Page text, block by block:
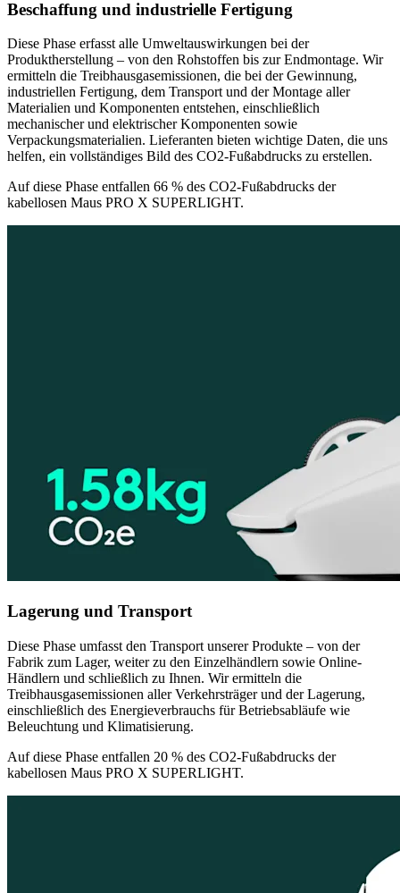
Beschaffung und industrielle Fertigung
Diese Phase erfasst alle Umweltauswirkungen bei der
Produktherstellung – von den Rohstoffen bis zur Endmontage. Wir
ermitteln die Treibhausgasemissionen, die bei der Gewinnung,
industriellen Fertigung, dem Transport und der Montage aller
Materialien und Komponenten entstehen, einschließlich
mechanischer und elektrischer Komponenten sowie
Verpackungsmaterialien. Lieferanten bieten wichtige Daten, die uns
helfen, ein vollständiges Bild des CO2-Fußabdrucks zu erstellen.
Auf diese Phase entfallen 66 % des CO2-Fußabdrucks der
kabellosen Maus PRO X SUPERLIGHT.
Lagerung und Transport
Diese Phase umfasst den Transport unserer Produkte – von der
Fabrik zum Lager, weiter zu den Einzelhändlern sowie Online-
Händlern und schließlich zu Ihnen. Wir ermitteln die
Treibhausgasemissionen aller Verkehrsträger und der Lagerung,
einschließlich des Energieverbrauchs für Betriebsabläufe wie
Beleuchtung und Klimatisierung.
Auf diese Phase entfallen 20 % des CO2-Fußabdrucks der
kabellosen Maus PRO X SUPERLIGHT.